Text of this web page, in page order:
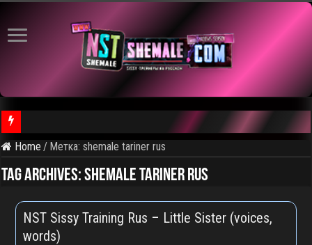
⚠️ Результаты голосования и тема следующего откртытого
⚠️ Кадры из предстоящего ролика
⚠ Голосование по выбору темы следующего общедоступного
Home / Метка:shemale tariner rus
Tag Archives:shemale tariner rus
NST Sissy Training Rus – Little Sister (voices,
words)